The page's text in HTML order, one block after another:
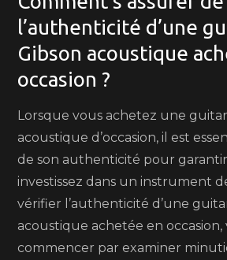
l’authenticité d’une
Gibson acoustique
occasion ?
Lorsque vous achetez une
acoustique d’occasion, il est
de son authenticité pour
investissez dans un instrument
vérifier l’authenticité d’une
acoustique achetée en
commencer par examiner